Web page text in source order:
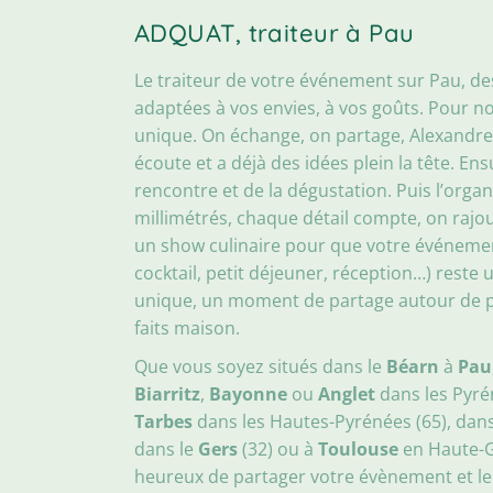
ADQUAT, traiteur à Pau
Le traiteur de votre événement sur Pau,
adaptées à vos envies, à vos goûts. Pour
unique. On échange, on partage,
écoute et a déjà des idées plein la tête.
rencontre et de la dégustation. Puis
millimétrés, chaque détail compte, on
un show culinaire pour que votre
cocktail, petit déjeuner, réception…) reste
unique, un moment de partage autour de
faits maison.
Que vous soyez situés dans le Béarn à Pau
Biarritz, Bayonne ou Anglet dans les
Tarbes dans les Hautes-Pyrénées (65),
dans le Gers(32) ou à Toulouse en Haute-
heureux de partager votre évènement et